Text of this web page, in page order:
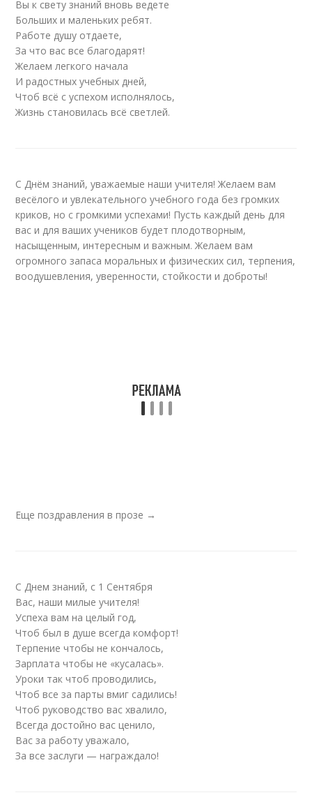
Вы к свету знаний вновь ведете
Больших и маленьких ребят.
Работе душу отдаете,
За что вас все благодарят!
Желаем легкого начала
И радостных учебных дней,
Чтоб всё с успехом исполнялось,
Жизнь становилась всё светлей.
С Днём знаний, уважаемые наши учителя! Желаем вам
весёлого и увлекательного учебного года без громких
криков, но с громкими успехами! Пусть каждый день для
вас и для ваших учеников будет плодотворным,
насыщенным, интересным и важным. Желаем вам
огромного запаса моральных и физических сил, терпения,
воодушевления, уверенности, стойкости и доброты!
Еще поздравления в прозе →
С Днем знаний, с 1 Сентября
Вас, наши милые учителя!
Успеха вам на целый год,
Чтоб был в душе всегда комфорт!
Терпение чтобы не кончалось,
Зарплата чтобы не «кусалась».
Уроки так чтоб проводились,
Чтоб все за парты вмиг садились!
Чтоб руководство вас хвалило,
Всегда достойно вас ценило,
Вас за работу уважало,
За все заслуги — награждало!